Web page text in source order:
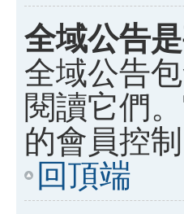
全域公告
全域公告
閱讀它們
的會員控
回頂端